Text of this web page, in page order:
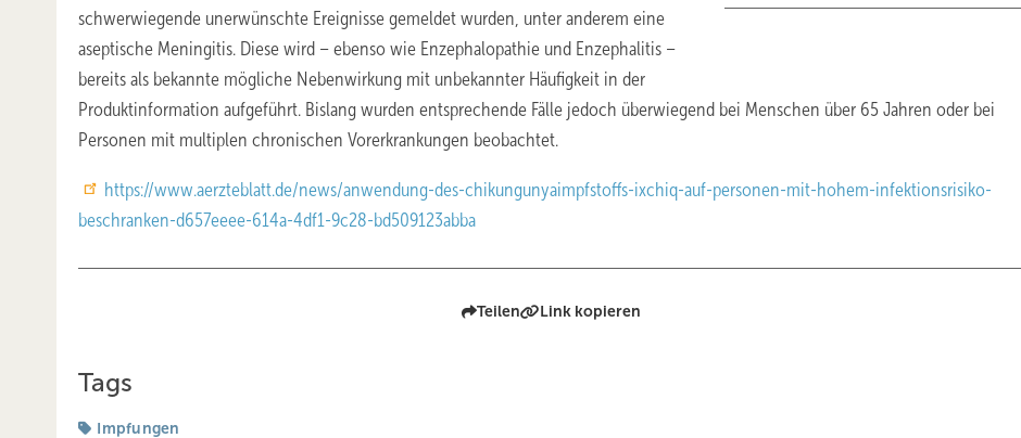
schwerwiegende unerwünschte Ereignisse gemeldet wurden, unter anderem eine
aseptische Meningitis. Diese wird – ebenso wie Enzephalopathie und Enzephalitis –
bereits als bekannte mögliche Nebenwirkung mit unbekannter Häufigkeit in der
Produktinformation aufgeführt. Bislang wurden entsprechende Fälle jedoch überwiegend bei Menschen über 65 Jahren oder bei
Personen mit multiplen chronischen Vorerkrankungen beobachtet.
https://www.aerzteblatt.de/news/anwendung-des-chikungunyaimpfstoffs-ixchiq-auf-personen-mit-hohem-infektionsrisiko-
beschranken-d657eeee-614a-4df1-9c28-bd509123abba
Teilen Link kopieren
Tags
Impfungen